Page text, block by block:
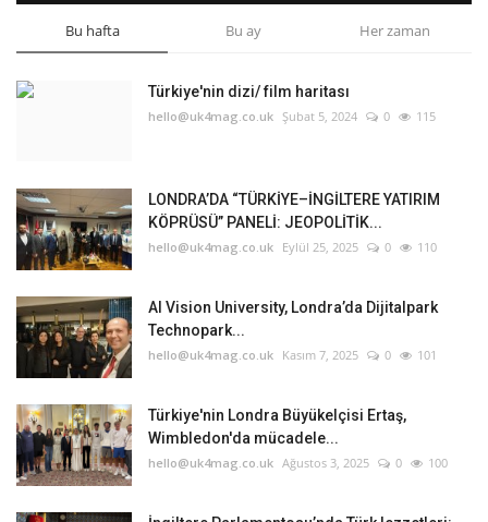
Bu hafta Bu ay Her zaman
Türkiye'nin dizi/ film haritası
hello@uk4mag.co.uk Şubat 5, 2024 0 115
LONDRA’DA “TÜRKİYE–İNGİLTERE YATIRIM
KÖPRÜSÜ” PANELİ: JEOPOLİTİK...
hello@uk4mag.co.uk Eylül 25, 2025 0 110
AI Vision University, Londra’da Dijitalpark
Technopark...
hello@uk4mag.co.uk Kasım 7, 2025 0 101
Türkiye'nin Londra Büyükelçisi Ertaş,
Wimbledon'da mücadele...
hello@uk4mag.co.uk Ağustos 3, 2025 0 100